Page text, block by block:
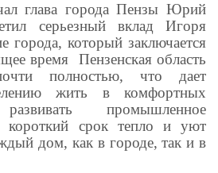
глава города Пензы Юрий
серьезный вклад Игоря
города, который заключается
время Пензенская область
полностью, что дает
жить в комфортных
промышленное
короткий срок тепло и уют
дом, как в городе, так и в